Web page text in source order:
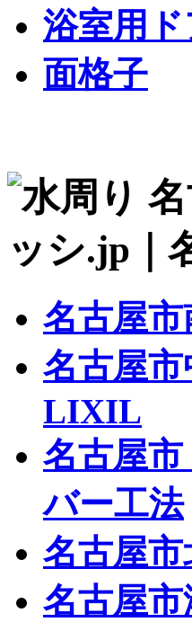
浴室用
面格子
名古屋
名古屋
LIXIL
名古屋
バー工法
名古屋
名古屋